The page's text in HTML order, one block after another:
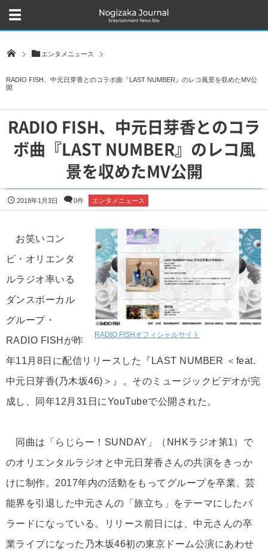
エンタメニュース
RADIO FISH、中元日芽香とのコラボ曲『LAST NUMBER』のレコ風景を収めたMV公
開
RADIO FISH、中元日芽香とのコラ
ボ曲『LAST NUMBER』のレコ風
景を収めたMV公開
2018年1月3日 0件 エンタメニュース
RADIO FISHオフィシャルサイト
お笑いコン
ビ・オリエンタ
ルラジオ率いる
ダンスボーカル
グループ・
RADIO FISHが昨
年11月8日に配信リリースした『LAST NUMBER ＜feat.
中元日芽香(乃木坂46)＞』。そのミュージックビデオが完
成し、同年12月31日にYouTubeで公開された。
同曲は「らじらー！SUNDAY」（NHKラジオ第1）で
のオリエンタルラジオと中元日芽香さんの共演をきっか
けに制作。2017年内の活動をもってグループを卒業、芸
能界を引退した中元さんの「旅立ち」をテーマにしたバ
ラードになっている。リリース前日には、中元さんの卒
業ライブになった乃木坂46初の東京ドーム公演にあわせ